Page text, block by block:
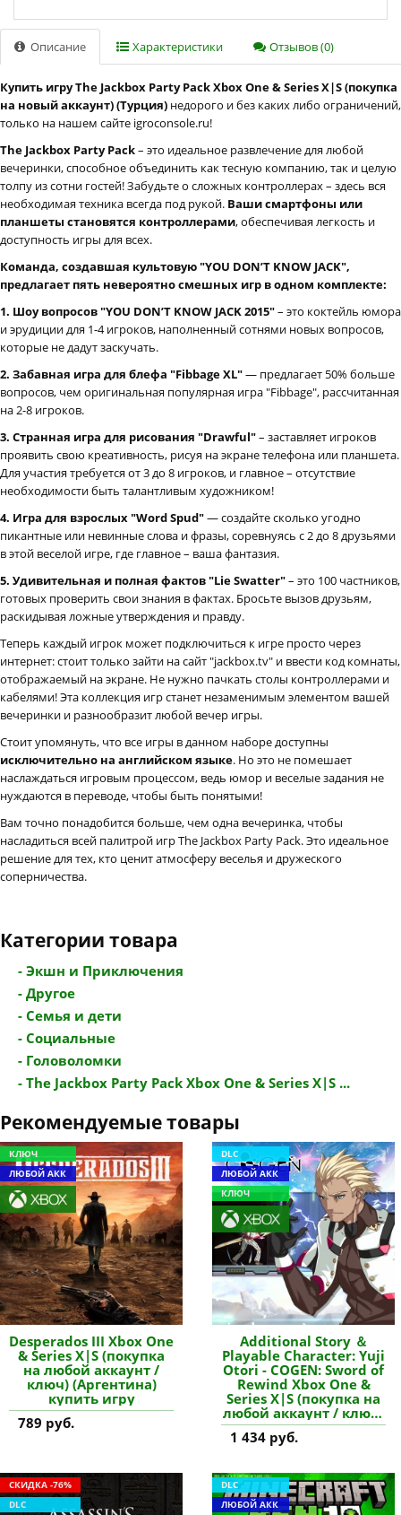
Описание Характеристики Отзывов (0)
Купить игру The Jackbox Party Pack Xbox One & Series X|S (покупка
на новый аккаунт) (Турция) недорого и без каких либо ограничений,
только на нашем сайте igroconsole.ru!
The Jackbox Party Pack– это идеальное развлечение для любой
вечеринки, способное объединить как тесную компанию, так и целую
толпу из сотни гостей! Забудьте о сложных контроллерах – здесь вся
необходимая техника всегда под рукой. Ваши смартфоны или
планшеты становятся контроллерами, обеспечивая легкость и
доступность игры для всех.
Команда, создавшая культовую "YOU DON’T KNOW JACK",
предлагает пять невероятно смешных игр в одном комплекте:
1. Шоу вопросов "YOU DON’T KNOW JACK 2015"– это коктейль юмора
и эрудиции для 1-4 игроков, наполненный сотнями новых вопросов,
которые не дадут заскучать.
2. Забавная игра для блефа "Fibbage XL"— предлагает 50% больше
вопросов, чем оригинальная популярная игра "Fibbage", рассчитанная
на 2-8 игроков.
3. Странная игра для рисования "Drawful"– заставляет игроков
проявить свою креативность, рисуя на экране телефона или планшета.
Для участия требуется от 3 до 8 игроков, и главное – отсутствие
необходимости быть талантливым художником!
4. Игра для взрослых "Word Spud"— создайте сколько угодно
пикантные или невинные слова и фразы, соревнуясь с 2 до 8 друзьями
в этой веселой игре, где главное – ваша фантазия.
5. Удивительная и полная фактов "Lie Swatter"– это 100 частников,
готовых проверить свои знания в фактах. Бросьте вызов друзьям,
раскидывая ложные утверждения и правду.
Теперь каждый игрок может подключиться к игре просто через
интернет: стоит только зайти на сайт "jackbox.tv" и ввести код комнаты,
отображаемый на экране. Не нужно пачкать столы контроллерами и
кабелями! Эта коллекция игр станет незаменимым элементом вашей
вечеринки и разнообразит любой вечер игры.
Стоит упомянуть, что все игры в данном наборе доступны
исключительно на английском языке. Но это не помешает
наслаждаться игровым процессом, ведь юмор и веселые задания не
нуждаются в переводе, чтобы быть понятыми!
Вам точно понадобится больше, чем одна вечеринка, чтобы
насладиться всей палитрой игр The Jackbox Party Pack. Это идеальное
решение для тех, кто ценит атмосферу веселья и дружеского
соперничества.
Категории товара
- Экшн и Приключения
- Другое
- Семья и дети
- Социальные
- Головоломки
- The Jackbox Party Pack Xbox One & Series X|S ...
Рекомендуемые товары
КЛЮЧ
ЛЮБОЙ АКК
Desperados III Xbox One
& Series X|S (покупка
на любой аккаунт /
ключ) (Аргентина)
купить игру
789 руб.
DLC
ЛЮБОЙ АКК
КЛЮЧ
Additional Story ＆
Playable Character: Yuji
Otori - COGEN: Sword of
Rewind Xbox One &
Series X|S (покупка на
любой аккаунт / ключ)
(США) купить
дополнение
1 434 руб.
СКИДКА -76%
DLC
DLC
ЛЮБОЙ АКК